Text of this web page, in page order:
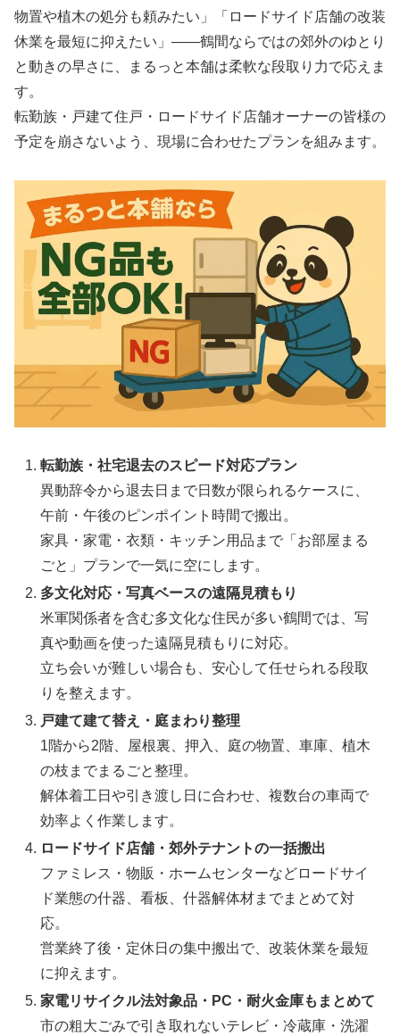
物置や植木の処分も頼みたい」「ロードサイド店舗の改装
休業を最短に抑えたい」――鶴間ならではの郊外のゆとり
と動きの早さに、まるっと本舗は柔軟な段取り力で応えま
す。
転勤族・戸建て住戸・ロードサイド店舗オーナーの皆様の
予定を崩さないよう、現場に合わせたプランを組みます。
転勤族・社宅退去のスピード対応プラン
異動辞令から退去日まで日数が限られるケースに、
午前・午後のピンポイント時間で搬出。
家具・家電・衣類・キッチン用品まで「お部屋まる
ごと」プランで一気に空にします。
多文化対応・写真ベースの遠隔見積もり
米軍関係者を含む多文化な住民が多い鶴間では、写
真や動画を使った遠隔見積もりに対応。
立ち会いが難しい場合も、安心して任せられる段取
りを整えます。
戸建て建て替え・庭まわり整理
1階から2階、屋根裏、押入、庭の物置、車庫、植木
の枝までまるごと整理。
解体着工日や引き渡し日に合わせ、複数台の車両で
効率よく作業します。
ロードサイド店舗・郊外テナントの一括搬出
ファミレス・物販・ホームセンターなどロードサイ
ド業態の什器、看板、什器解体材までまとめて対
応。
営業終了後・定休日の集中搬出で、改装休業を最短
に抑えます。
家電リサイクル法対象品・PC・耐火金庫もまとめて
市の粗大ごみで引き取れないテレビ・冷蔵庫・洗濯